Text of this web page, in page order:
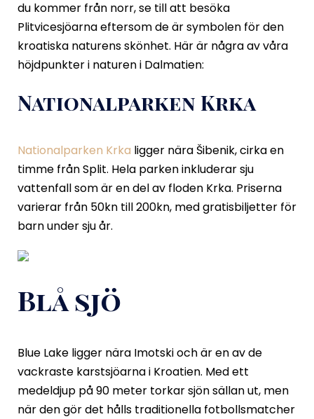
du kommer från norr, se till att besöka
Plitvicesjöarna eftersom de är symbolen för den
kroatiska naturens skönhet. Här är några av våra
höjdpunkter i naturen i Dalmatien:
Nationalparken Krka
Nationalparken Krka ligger nära Šibenik, cirka en
timme från Split. Hela parken inkluderar sju
vattenfall som är en del av floden Krka. Priserna
varierar från 50kn till 200kn, med gratisbiljetter för
barn under sju år.
Blå sjö
Blue Lake ligger nära Imotski och är en av de
vackraste karstsjöarna i Kroatien. Med ett
medeldjup på 90 meter torkar sjön sällan ut, men
när den gör det hålls traditionella fotbollsmatcher